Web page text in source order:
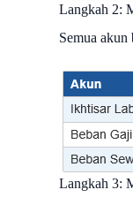
Langkah 2:
Semua akun
Langkah 3: